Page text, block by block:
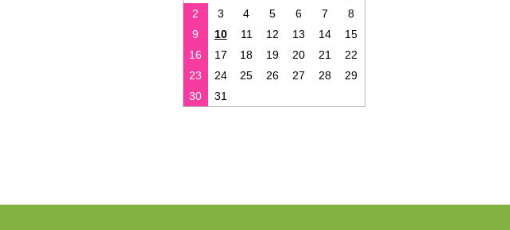
2
3 4 5 6 7
8
9
10 11 12 13 14
15
16
17 18 19 20 21
22
23
24 25 26 27 28
29
30
31